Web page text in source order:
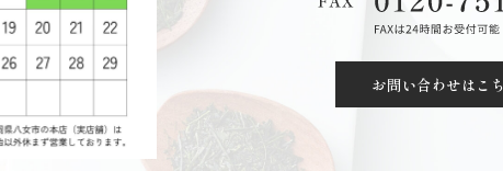
お問い合わせはこ